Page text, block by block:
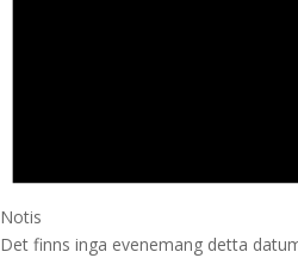
Notis
Det finns inga evenemang detta